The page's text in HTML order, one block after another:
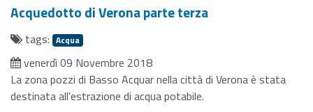
Acquedotto di Verona parte terza
tags: Acqua
venerdì 09 Novembre 2018
La zona pozzi di Basso Acquar nella città di Verona è stata
destinata all'estrazione di acqua potabile.